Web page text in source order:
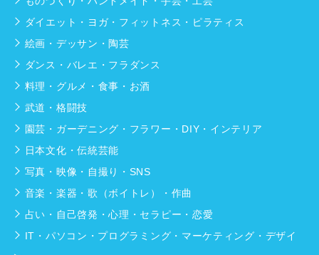
ダイエット・ヨガ・フィットネス・ピラティス
絵画・デッサン・陶芸
ダンス・バレエ・フラダンス
料理・グルメ・食事・お酒
武道・格闘技
園芸・ガーデニング・フラワー・DIY・インテリア
日本文化・伝統芸能
写真・映像・自撮り・SNS
音楽・楽器・歌（ボイトレ）・作曲
占い・自己啓発・心理・セラピー・恋愛
IT・パソコン・プログラミング・マーケティング・デザイ